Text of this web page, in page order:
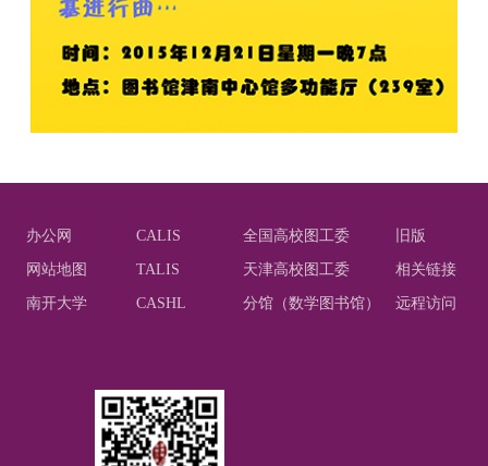
办公网 CALIS 全国高校图工委 旧版
网站地图 TALIS 天津高校图工委 相关链接
南开大学 CASHL 分馆（数学图书馆） 远程访问